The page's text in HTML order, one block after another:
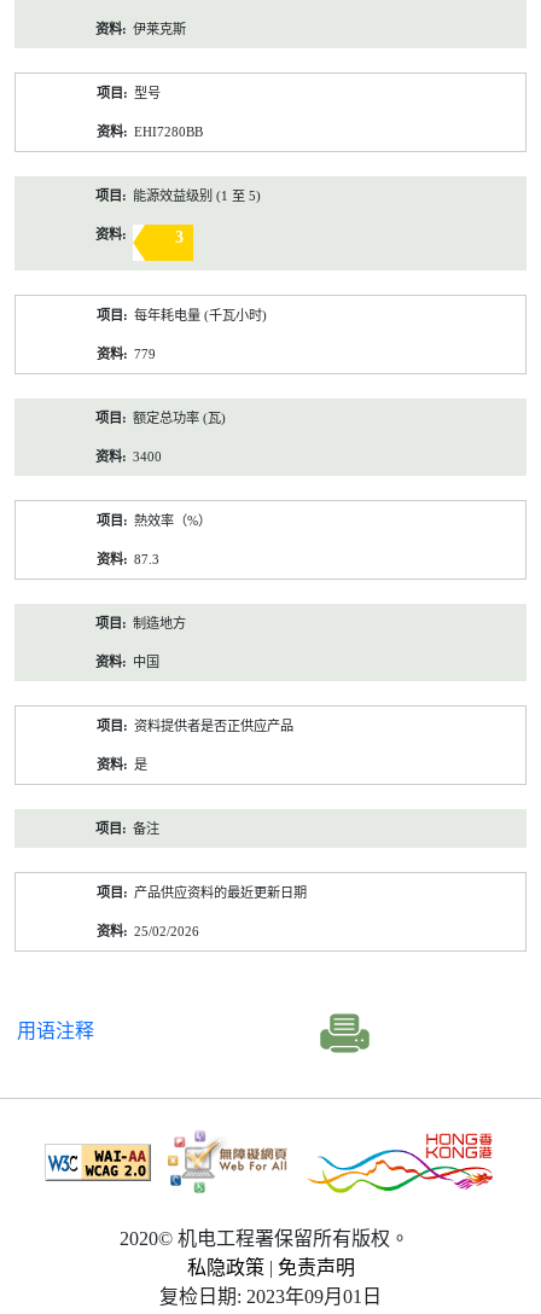
伊莱克斯
型号
EHI7280BB
能源效益级别 (1 至 5)
3
每年耗电量 (千瓦小时)
779
额定总功率 (瓦)
3400
熱效率（%）
87.3
制造地方
中国
资料提供者是否正供应产品
是
备注
产品供应资料的最近更新日期
25/02/2026
用语注释
2020© 机电工程署保留所有版权。
私隐政策 | 免责声明
复检日期: 2023年09月01日